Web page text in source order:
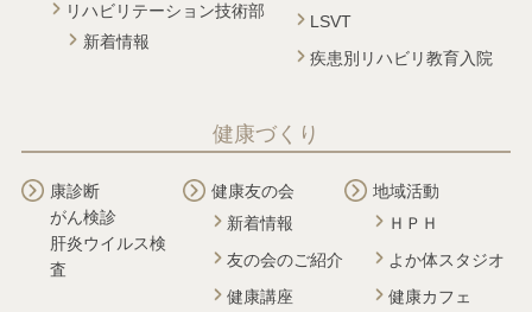
リハビリテーション技術部
新着情報
LSVT
疾患別リハビリ教育入院
健康づくり
康診断
がん検診
肝炎ウイルス検
査
健康友の会
新着情報
友の会のご紹介
健康講座
地域活動
ＨＰＨ
よか体スタジオ
健康カフェ